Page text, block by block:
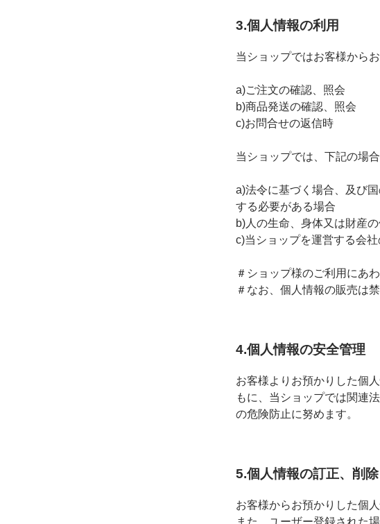
3.個人情報の利用
当ショップではお客様から
a)ご注文の確認、照会
b)商品発送の確認、照会
c)お問合せの返信時
当ショップでは、下記の場
a)法令に基づく場合、及び
する必要がある場合
b)人の生命、身体又は財産
c)当ショップを運営する会
＃ショップ様のご利用にあ
＃なお、個人情報の販売は
4.個人情報の安全管理
お客様よりお預かりした個
もに、当ショップでは関連
の危険防止に努めます。
5.個人情報の訂正、削除
お客様からお預かりした個
また、ユーザー登録された